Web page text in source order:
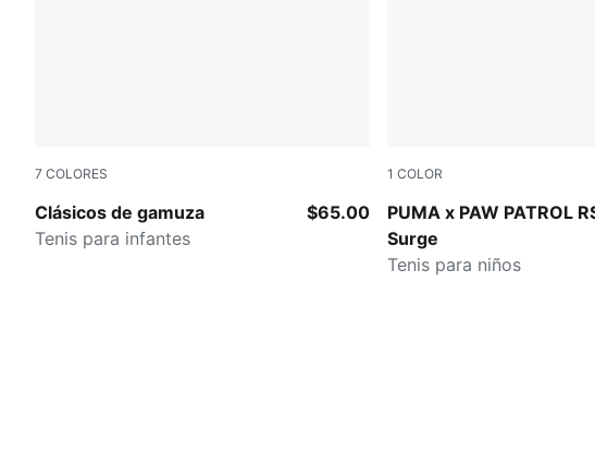
7 COLORES
Clásicos de gamuza
Pink Lady-PUMA White
Tenis para infantes
$65.00
1 COLOR
PUMA x PAW PATROL
Surge
Bright Aqua-Pitch Green
Tenis para niños